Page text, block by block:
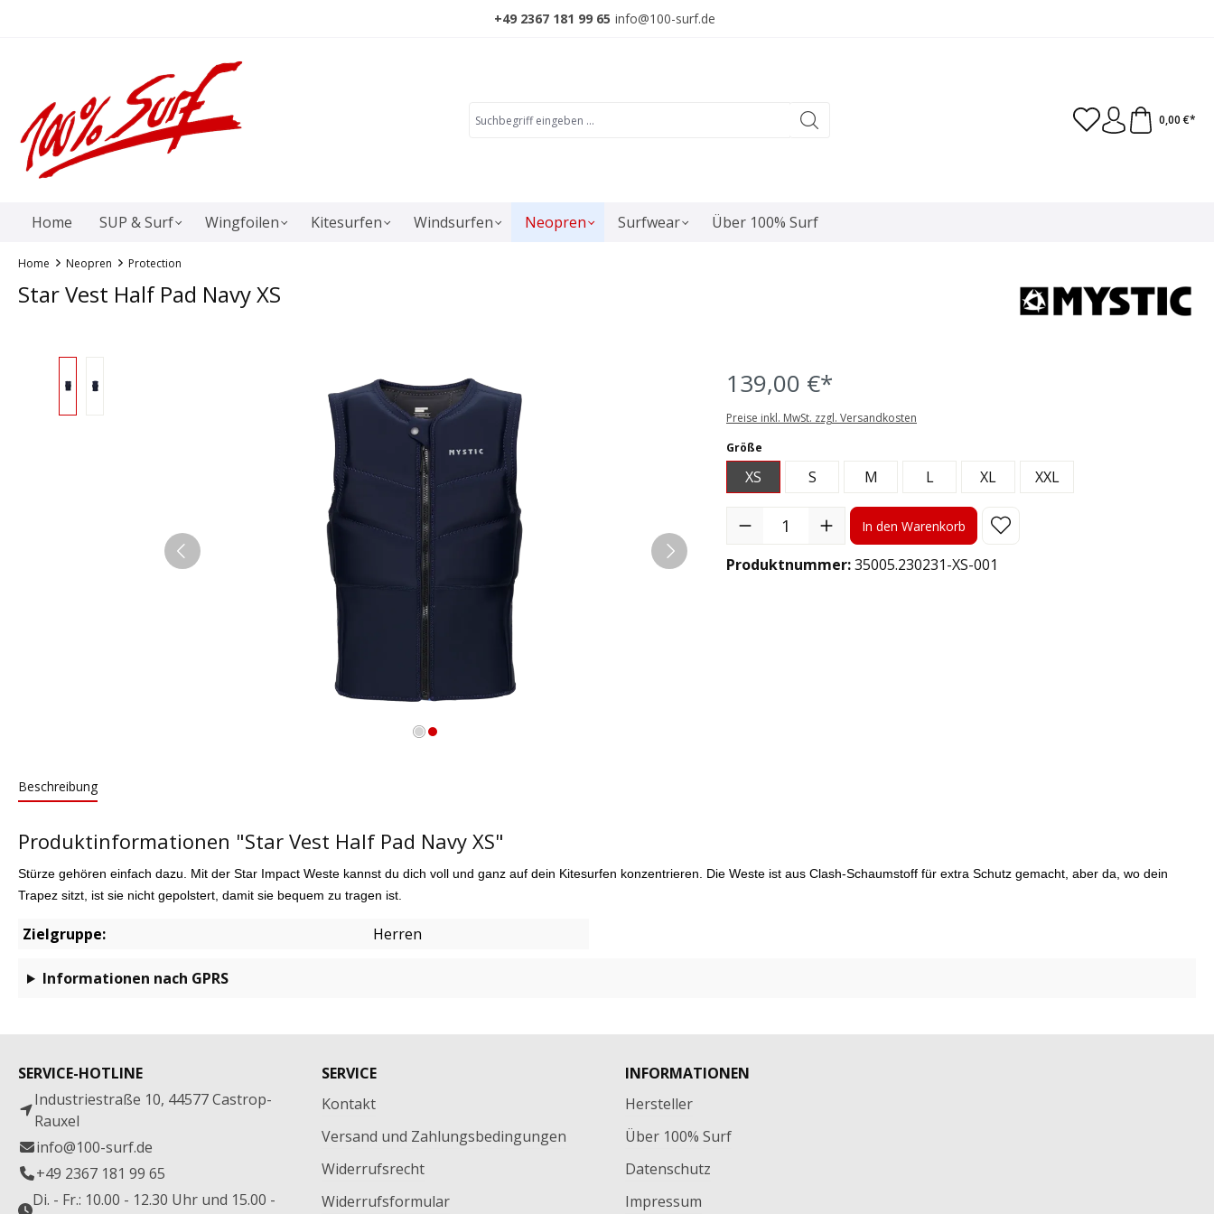
+49 2367 181 99 65 info@100-surf.de
0,00 €*
Home SUP & Surf Wingfoilen Kitesurfen Windsurfen Neopren Surfwear Über 100% Surf
Home Neopren Protection
Star Vest Half Pad Navy XS
139,00 €*
Preise inkl. MwSt. zzgl. Versandkosten
Größe
XS S M L XL XXL
Produkt Anzahl: Gib den gewünschten Wert ein oder benutze die
In den Warenkorb
Produktnummer:35005.230231-XS-001
Beschreibung
Produktinformationen "Star Vest Half Pad Navy XS"
Stürze gehören einfach dazu. Mit der Star Impact Weste kannst du dich voll und ganz auf dein Kitesurfen konzentrieren. Die Weste ist aus Clash-Schaumstoff für extra Schutz gemacht, aber da, wo dein
Trapez sitzt, ist sie nicht gepolstert, damit sie bequem zu tragen ist.
Zielgruppe: Herren
Informationen nach GPRS
SERVICE-HOTLINE
Industriestraße 10, 44577 Castrop-
Rauxel
info@100-surf.de
+49 2367 181 99 65
Di. - Fr.: 10.00 - 12.30 Uhr und 15.00 -
SERVICE
Kontakt
Versand und Zahlungsbedingungen
Widerrufsrecht
Widerrufsformular
INFORMATIONEN
Hersteller
Über 100% Surf
Datenschutz
Impressum